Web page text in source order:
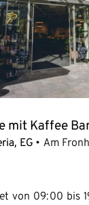
mit Kaffee
EG Am
von 09:00 bis